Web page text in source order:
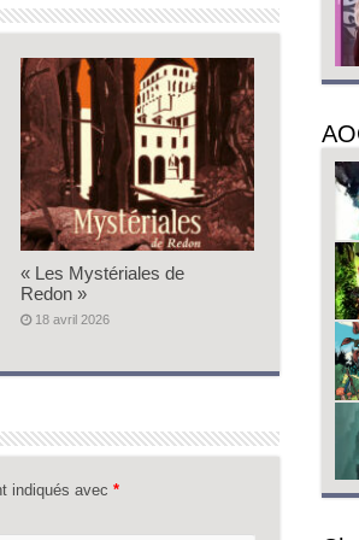
« Les Mystériales de
Redon »
18 avril 2026
indiqués avec *